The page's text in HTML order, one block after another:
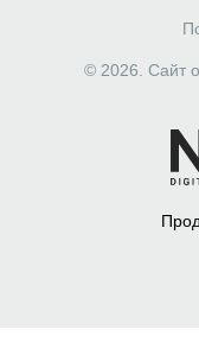
© 2026. Сайт